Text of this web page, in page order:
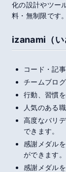
化の設計やツー
料・無制限です。
izanami （
コード・記
チームブログ
行動、習慣
人気のある
高度なバリ
できます。
感謝メダル
ができます。
感謝メダル